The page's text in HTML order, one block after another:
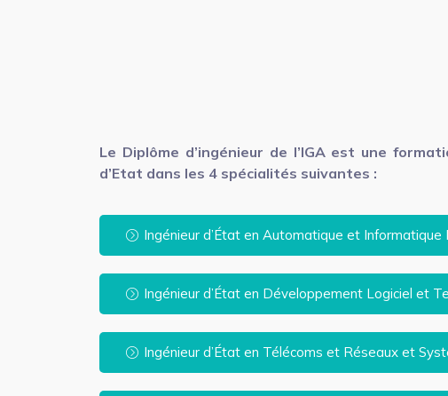
Le Diplôme d’ingénieur de l’IGA est une
d’Etat dans les 4 spécialités suivantes :
Ingénieur d’État en Automatique et Informatique
Ingénieur d’État en Développement Logiciel et
Ingénieur d’État en Télécoms et Réseaux et